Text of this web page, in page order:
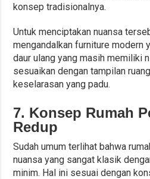
konsep tradisionalnya.
Untuk menciptakan nuansa
mengandalkan furniture modern
daur ulang yang masih memiliki
sesuaikan dengan tampilan
keselarasan yang padu.
7. Konsep Rumah
Redup
Sudah umum terlihat bahwa
nuansa yang sangat klasik
minim. Hal ini sesuai dengan